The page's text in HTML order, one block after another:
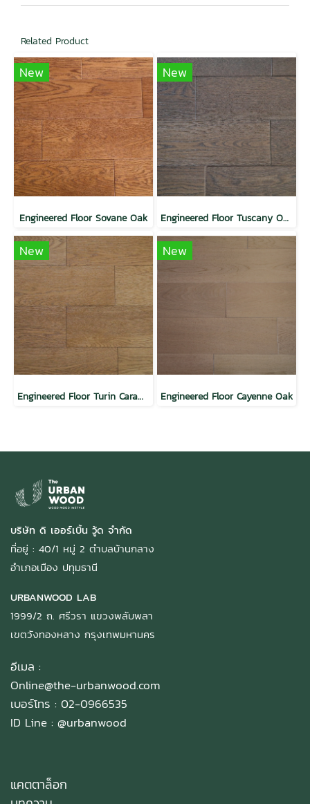
Related Product
New
Engineered Floor Sovane Oak
New
Engineered Floor Tuscany Oak
New
Engineered Floor Turin Caramel Oak
New
Engineered Floor Cayenne Oak
บริษัท ดิ เออร์เบิ้น วู้ด จำกัด
ที่อยู่ : 40/1 หมู่ 2 ตำบลบ้านกลาง
อำเภอเมือง ปทุมธานี
URBANWOOD LAB
1999/2 ถ. ศรีวรา แขวงพลับพลา
เขตวังทองหลาง กรุงเทพมหานคร
อีเมล :
Online@the-urbanwood.com
เบอร์โทร : 02-0966535
ID Line : @urbanwood
แคตตาล็อก